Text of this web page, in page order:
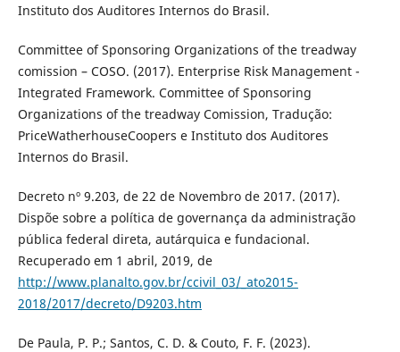
Instituto dos Auditores Internos do Brasil.
Committee of Sponsoring Organizations of the treadway
comission – COSO. (2017). Enterprise Risk Management -
Integrated Framework. Committee of Sponsoring
Organizations of the treadway Comission, Tradução:
PriceWatherhouseCoopers e Instituto dos Auditores
Internos do Brasil.
Decreto nº 9.203, de 22 de Novembro de 2017. (2017).
Dispõe sobre a política de governança da administração
pública federal direta, autárquica e fundacional.
Recuperado em 1 abril, 2019, de
http://www.planalto.gov.br/ccivil_03/_ato2015-
2018/2017/decreto/D9203.htm
De Paula, P. P.; Santos, C. D. & Couto, F. F. (2023).